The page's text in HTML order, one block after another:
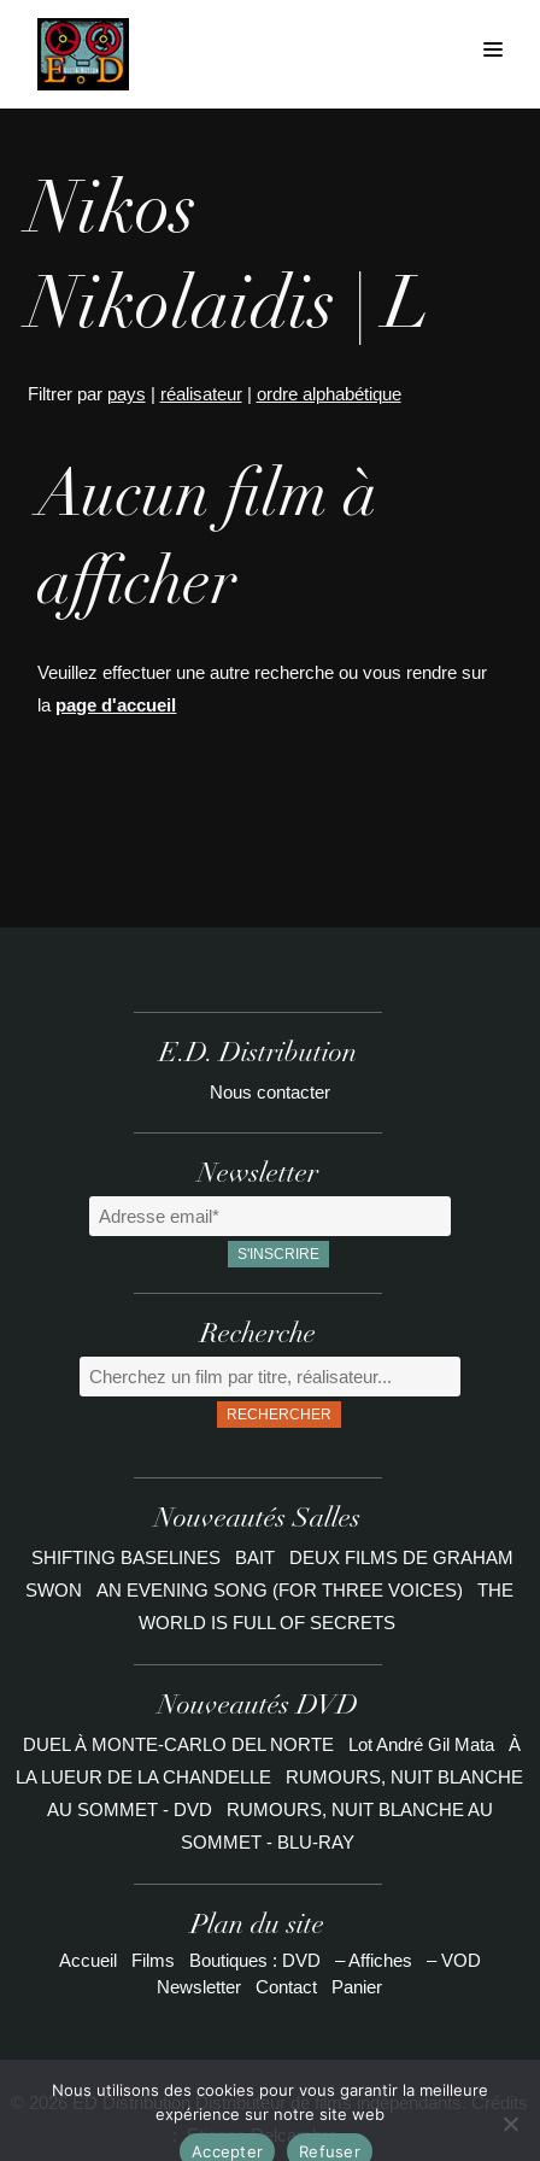
Nikos
Nikolaidis | L
Filtrer par pays | réalisateur| ordre alphabétique
Aucun film à
afficher
Veuillez effectuer une autre recherche ou vous rendre sur
la page d'accueil
E.D. Distribution
Nous contacter
Newsletter
Recherche
RECHERCHER
Nouveautés Salles
SHIFTING BASELINES BAIT
DEUX FILMS DE GRAHAM
SWON
AN EVENING SONG (FOR THREE VOICES)
THE
WORLD IS FULL OF SECRETS
Nouveautés DVD
DUEL À MONTE-CARLO DEL NORTE Lot André Gil Mata
À
LA LUEUR DE LA CHANDELLE
RUMOURS, NUIT BLANCHE
AU SOMMET - DVD
RUMOURS, NUIT BLANCHE AU
SOMMET - BLU-RAY
Plan du site
Accueil Films Boutiques : DVD – Affiches
– VOD
Newsletter
Contact Panier
© 2026 ED Distribution Distributeur de films indépendants. Crédits
Etienne Delcambre
Nous utilisons des cookies pour vous garantir la meilleure
expérience sur notre site web
Accepter
Refuser